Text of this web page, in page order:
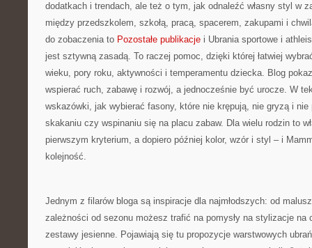
dodatkach i trendach, ale też o tym, jak odnaleźć własny styl w
między przedszkolem, szkołą, pracą, spacerem, zakupami i
do zobaczenia to Pozostałe publikacje i Ubrania sportowe i
jest sztywną zasadą. To raczej pomoc, dzięki której łatwiej
wieku, pory roku, aktywności i temperamentu dziecka. Blog
wspierać ruch, zabawę i rozwój, a jednocześnie być urocze. W
wskazówki, jak wybierać fasony, które nie krępują, nie gryzą i
skakaniu czy wspinaniu się na placu zabaw. Dla wielu rodzin to
pierwszym kryterium, a dopiero później kolor, wzór i styl – i
kolejność.
Jednym z filarów bloga są inspiracje dla najmłodszych: od
zależności od sezonu możesz trafić na pomysły na stylizacje na
zestawy jesienne. Pojawiają się tu propozycje warstwowych